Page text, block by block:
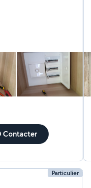
conforme
Contacter
Particulier